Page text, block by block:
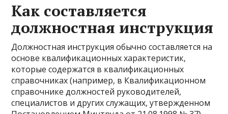
Как составляется
должностная инструкция
Должностная инструкция обычно составляется на
основе квалификационных характеристик,
которые содержатся в квалификационных
справочниках (например, в Квалификационном
справочнике должностей руководителей,
специалистов и других служащих, утвержденном